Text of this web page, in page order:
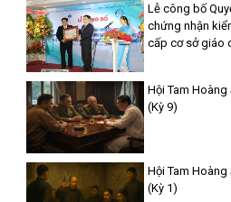
Lễ công bố
chứng nhận
cấp cơ sở giáo
Hội Tam Hoàng
(Kỳ 9)
Hội Tam Hoàng
(Kỳ 1)